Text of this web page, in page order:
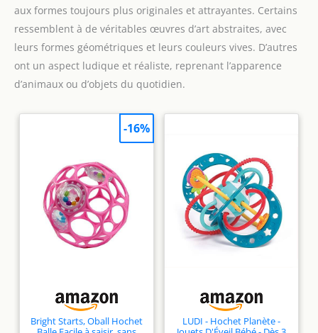
aux formes toujours plus originales et attrayantes. Certains
ressemblent à de véritables œuvres d’art abstraites, avec
leurs formes géométriques et leurs couleurs vives. D’autres
ont un aspect ludique et réaliste, reprenant l’apparence
d’animaux ou d’objets du quotidien.
Bright Starts, Oball Hochet
-16%
LUDI - Hochet Planète -